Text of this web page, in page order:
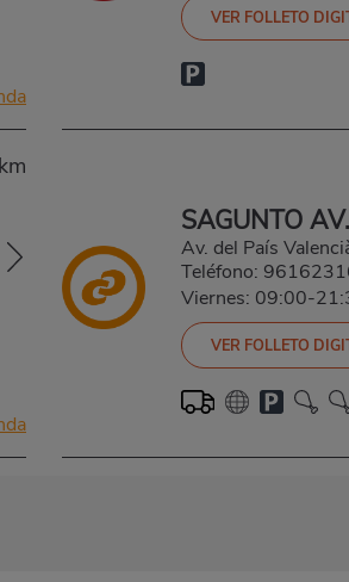
VER FOLLETO
SAGUNTO
Av. del País
Teléfono:
Viernes: 09:00-
VER FOLLETO